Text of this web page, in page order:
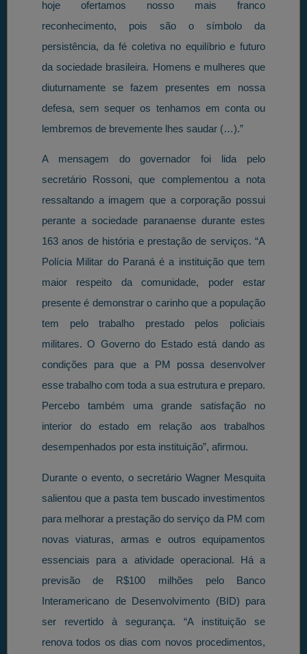
hoje ofertamos nosso mais franco
reconhecimento, pois são o símbolo da
persistência, da fé coletiva no equilíbrio e futuro
da sociedade brasileira. Homens e mulheres que
diuturnamente se fazem presentes em nossa
defesa, sem sequer os tenhamos em conta ou
lembremos de brevemente lhes saudar (…).”
A mensagem do governador foi lida pelo
secretário Rossoni, que complementou a nota
ressaltando a imagem que a corporação possui
perante a sociedade paranaense durante estes
163 anos de história e prestação de serviços. “A
Polícia Militar do Paraná é a instituição que tem
maior respeito da comunidade, poder estar
presente é demonstrar o carinho que a população
tem pelo trabalho prestado pelos policiais
militares. O Governo do Estado está dando as
condições para que a PM possa desenvolver
esse trabalho com toda a sua estrutura e preparo.
Percebo também uma grande satisfação no
interior do estado em relação aos trabalhos
desempenhados por esta instituição”, afirmou.
Durante o evento, o secretário Wagner Mesquita
salientou que a pasta tem buscado investimentos
para melhorar a prestação do serviço da PM com
novas viaturas, armas e outros equipamentos
essenciais para a atividade operacional. Há a
previsão de R$100 milhões pelo Banco
Interamericano de Desenvolvimento (BID) para
ser revertido à segurança. “A instituição se
renova todos os dias com novos procedimentos,